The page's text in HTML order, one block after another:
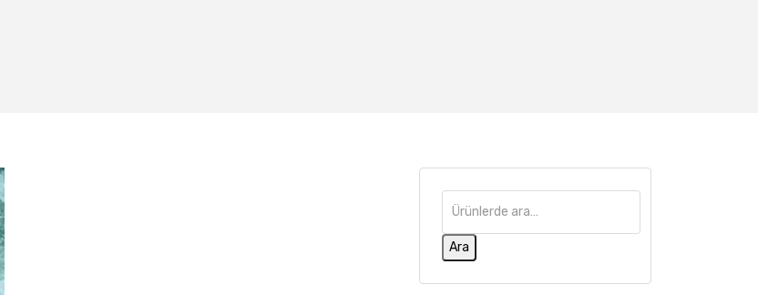
Ara